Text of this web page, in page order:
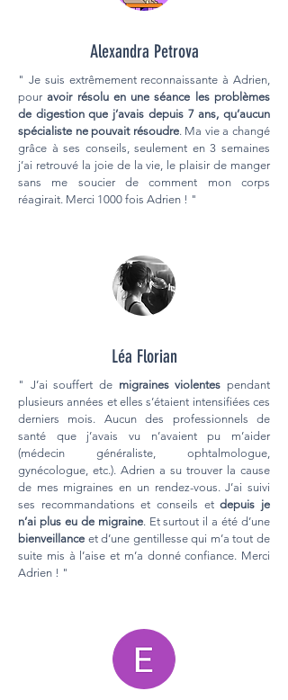
Alexandra Petrova
" Je suis extrêmement reconnaissante à Adrien,
pouravoir résolu en une séance les problèmes
de digestion que j’avais depuis 7 ans, qu’aucun
spécialiste ne pouvait résoudre. Ma vie a changé
grâce à ses conseils, seulement en 3 semaines
j’ai retrouvé la joie de la vie, le plaisir de manger
sans me soucier de comment mon corps
réagirait. Merci 1000 fois Adrien ! "
Léa Florian
" J’ai souffert de migraines violentes pendant
plusieurs années et elles s’étaient intensifiées ces
derniers mois. Aucun des professionnels de
santé que j’avais vu n’avaient pu m’aider
(médecin généraliste, ophtalmologue,
gynécologue, etc.). Adrien a su trouver la cause
de mes migraines en un rendez-vous. J’ai suivi
ses recommandations et conseils etdepuis je
n’ai plus eu de migraine. Et surtout il a été d’une
bienveillance et d’une gentillesse qui m’a tout de
suite mis à l’aise et m’a donné confiance. Merci
Adrien ! "